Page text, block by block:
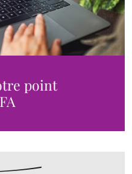
point